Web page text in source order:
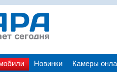
Новинки Камеры